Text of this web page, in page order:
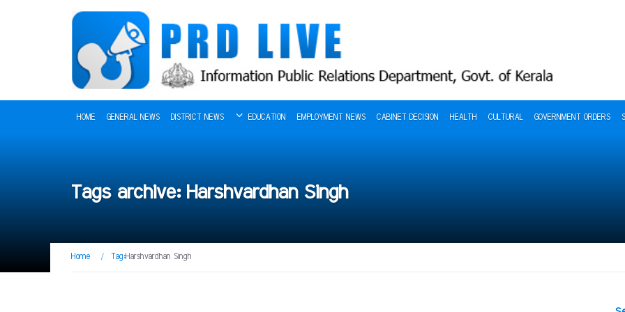
HOME GENERAL NEWS DISTRICT NEWS EDUCATION EMPLOYMENT NEWS CABINET DECISION HEALTH CULTURAL GOVERNMENT ORDERS
Tags archive: Harshvardhan Singh
Home / Tag:Harshvardhan Singh